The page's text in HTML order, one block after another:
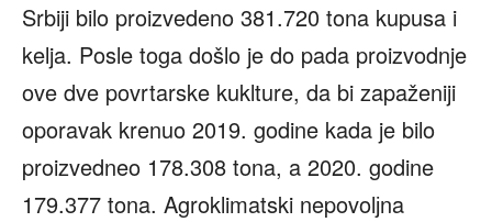
Srbiji bilo proizvedeno 381.720 tona kupusa i
kelja. Posle toga došlo je do pada proizvodnje
ove dve povrtarske kuklture, da bi zapaženiji
oporavak krenuo 2019. godine kada je bilo
proizvedneo 178.308 tona, a 2020. godine
179.377 tona. Agroklimatski nepovolјna